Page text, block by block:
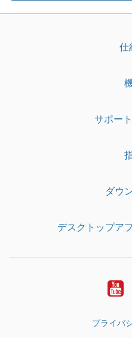
仕
サポー
ダウ
デスクトップア
プライバ